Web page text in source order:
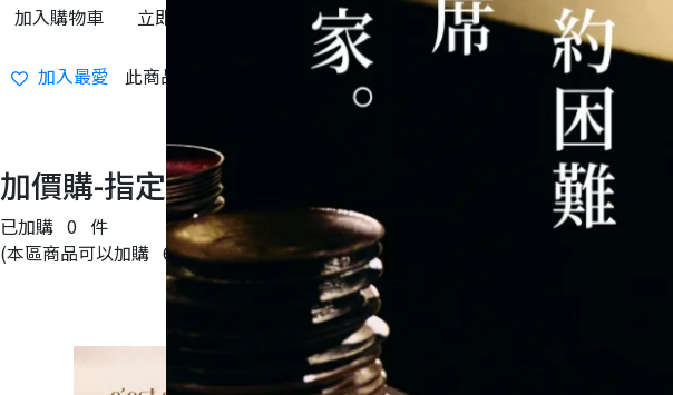
加入購物車 立即購買
加入最愛 此商品 「 最高 」可以折抵紅利 NT$100 )
加價購-指定商品限時加價購
已加購 0 件
(本區商品可以加購 60件)